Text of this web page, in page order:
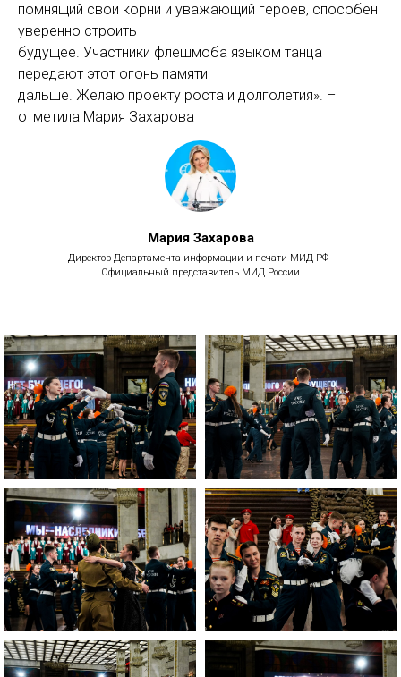
помнящий свои корни и уважающий героев, способен
уверенно строить
будущее. Участники флешмоба языком танца
передают этот огонь памяти
дальше. Желаю проекту роста и долголетия». –
отметила Мария Захарова
Мария Захарова
Директор Департамента информации и печати МИД РФ -
Официальный представитель МИД России